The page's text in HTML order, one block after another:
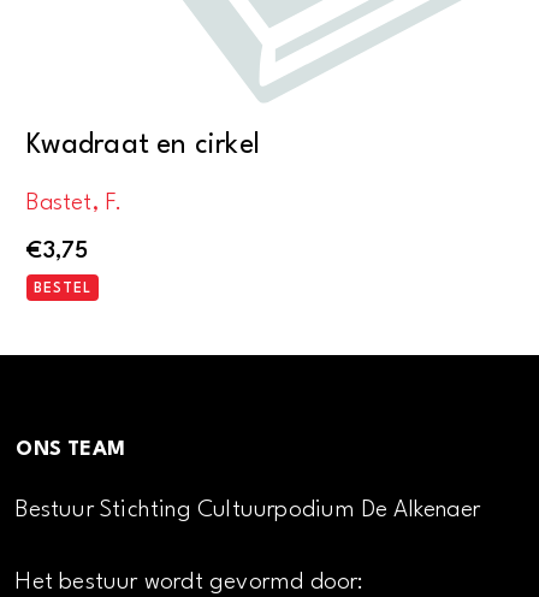
Kwadraat en cirkel
Bastet, F.
€3,75
BESTEL
ONS TEAM
Bestuur Stichting Cultuurpodium De Alkenaer
Het bestuur wordt gevormd door: